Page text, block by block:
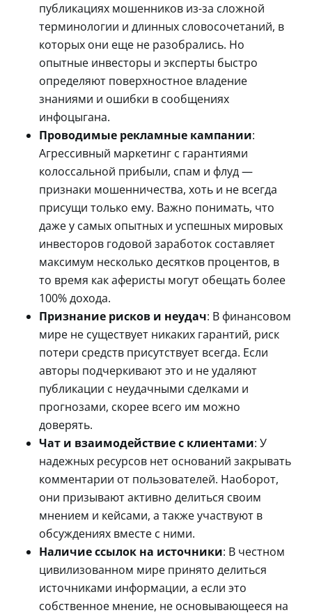
публикациях мошенников из-за сложной
терминологии и длинных словосочетаний, в
которых они еще не разобрались. Но
опытные инвесторы и эксперты быстро
определяют поверхностное владение
знаниями и ошибки в сообщениях
инфоцыгана.
Проводимые рекламные кампании:
Агрессивный маркетинг с гарантиями
колоссальной прибыли, спам и флуд —
признаки мошенничества, хоть и не всегда
присущи только ему. Важно понимать, что
даже у самых опытных и успешных мировых
инвесторов годовой заработок составляет
максимум несколько десятков процентов, в
то время как аферисты могут обещать более
100% дохода.
Признание рисков и неудач: В финансовом
мире не существует никаких гарантий, риск
потери средств присутствует всегда. Если
авторы подчеркивают это и не удаляют
публикации с неудачными сделками и
прогнозами, скорее всего им можно
доверять.
Чат и взаимодействие с клиентами: У
надежных ресурсов нет оснований закрывать
комментарии от пользователей. Наоборот,
они призывают активно делиться своим
мнением и кейсами, а также участвуют в
обсуждениях вместе с ними.
Наличие ссылок на источники: В честном
цивилизованном мире принято делиться
источниками информации, а если это
собственное мнение, не основывающееся на